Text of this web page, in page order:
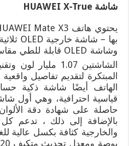
شاشةHUAWEI X-True
الشاشتين 1.07 مليار لون وتقنية HUAWEI X-True
المبتكرة لتقديم تفاصيل
الهاتف أيضًا شاشة ذكية
قياسية احترافية، وهي أول
بالإضافة إلى ذلك ، تدعم